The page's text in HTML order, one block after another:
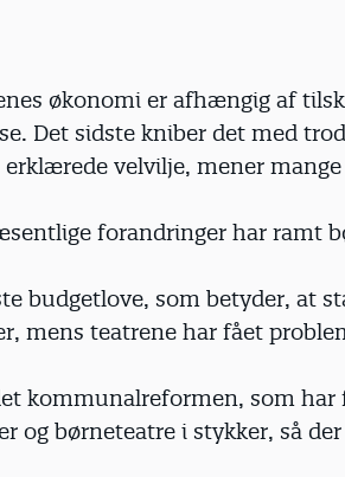
økonomi er afhængig af
Det sidste kniber det med
erklærede velvilje, mener
forandringer har ramt
budgetlove, som betyder, at
mens teatrene har fået
kommunalreformen, som
og børneteatre i stykker, så